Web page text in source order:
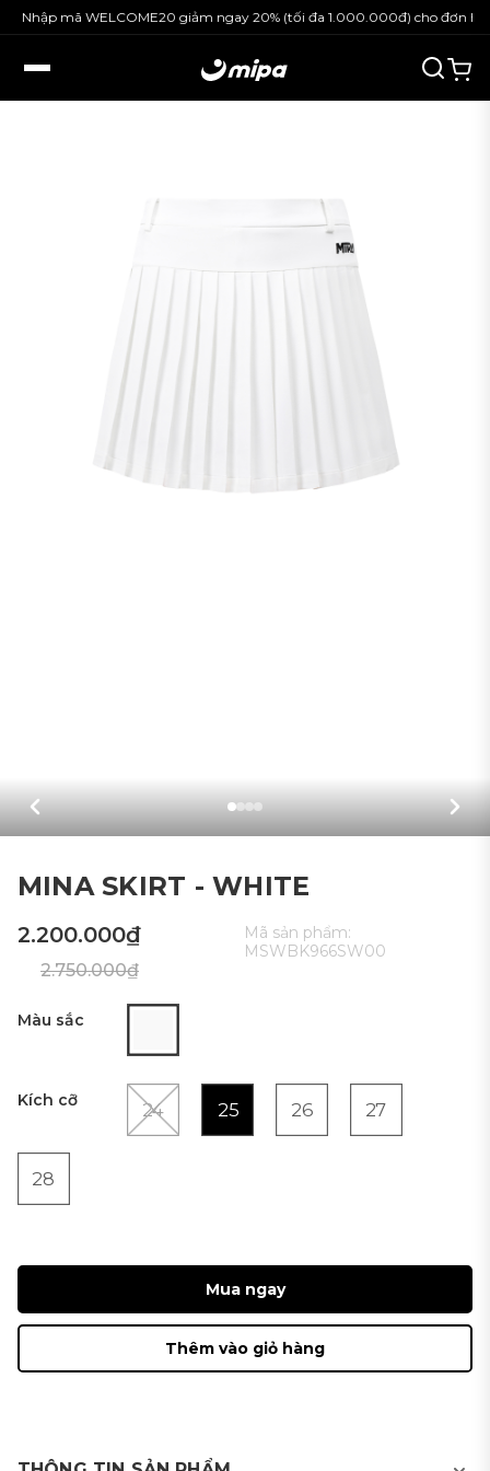
Nhập mã WELCOME20 giảm ngay 20% (tối đa 1.000.000đ) cho đơn
MINA SKIRT - WHITE
2.200.000₫
2.750.000₫
Mã sản phẩm:
MSWBK966SW00
Màu sắc
Kích cỡ 24 25 26 27
28
Mua ngay
Thêm vào giỏ hàng